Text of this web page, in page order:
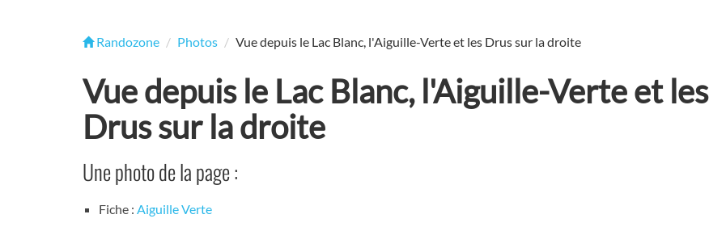
Randozone Photos Vue depuis le Lac Blanc, l'Aiguille-Verte et les Drus sur la droite
Vue depuis le Lac Blanc, l'Aiguille-Verte et les
Drus sur la droite
Une photo de la page :
Fiche : Aiguille Verte